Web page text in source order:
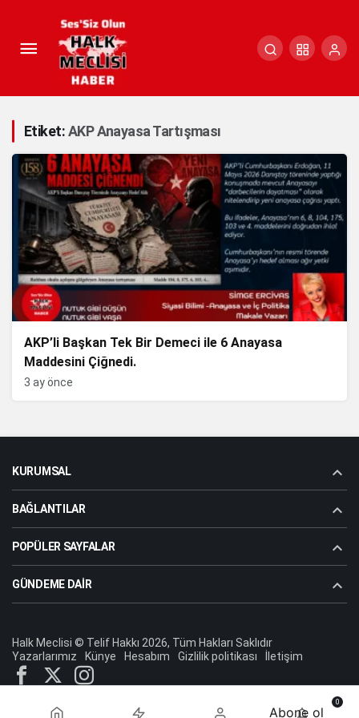
Etiket:AKP Anayasa Tartışması
AKP’li Başkan Tek Bir Demeci ile 6 Anayasa
Maddesini Çiğnedi.
3 ay önce
KURUMSAL
BAĞLANTILAR
POPÜLER SAYFALAR
GÜNDEME DAIR
Halk Meclisi © Telif Hakkı 2026, Tüm Hakları Saklıdır
Yazarlarımız
Künye Hesabım Gizlilik politikası İletişim
0
Abone ol